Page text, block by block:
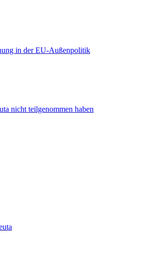
in der EU-Außenpolitik
nicht teilgenommen haben